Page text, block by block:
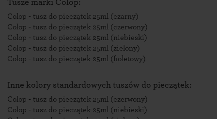
Tusze marki Colop:
Colop - tusz do pieczątek 25ml (czarny)
Colop - tusz do pieczątek 25ml (czerwony)
Colop - tusz do pieczątek 25ml (niebieski)
Colop - tusz do pieczątek 25ml (zielony)
Colop - tusz do pieczątek 25ml (fioletowy)
Inne kolory standardowych tuszów do pieczątek:
Colop - tusz do pieczątek 25ml (czerwony)
Colop - tusz do pieczątek 25ml (niebieski)